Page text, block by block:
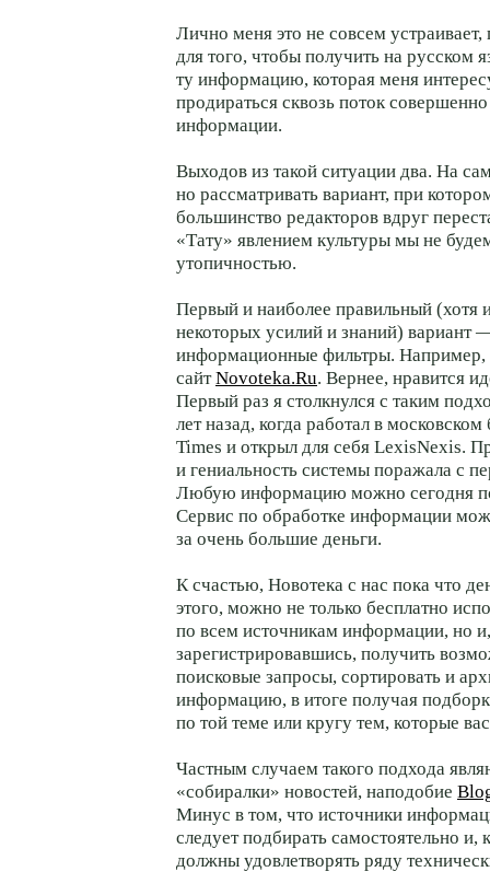
Лично меня это не совсем устраивает,
для того, чтобы получить на русском
ту информацию, которая меня
продираться сквозь поток
информации.
Выходов из такой ситуации два. На
но рассматривать вариант, при
большинство редакторов вдруг
«Тату» явлением культуры мы не
утопичностью.
Первый и наиболее правильный (хотя
некоторых усилий и знаний) вариант
информационные фильтры. Например,
сайтNovoteka.Ru. Вернее, нравится
Первый раз я столкнулся с таким
лет назад, когда работал в
Times и открыл для себя LexisNexis.
и гениальность системы поражала с
Любую информацию можно сегодня
Сервис по обработке информации
за очень большие деньги.
К счастью, Новотека с нас пока что
этого, можно не только бесплатно
по всем источникам информации, но и,
зарегистрировавшись, получить
поисковые запросы, сортировать и
информацию, в итоге получая
по той теме или кругу тем, которые
Частным случаем такого подхода
«собиралки» новостей, наподобие
Минус в том, что источники
следует подбирать самостоятельно и,
должны удовлетворять ряду